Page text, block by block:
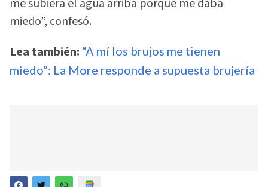
me subiera el agua arriba porque me daba
miedo”, confesó.
Lea también: “A mí los brujos me tienen
miedo”: La More responde a supuesta brujería